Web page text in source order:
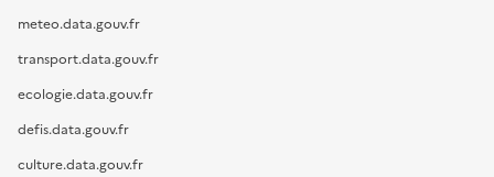
meteo.data.gouv.fr
transport.data.gouv.fr
ecologie.data.gouv.fr
defis.data.gouv.fr
culture.data.gouv.fr